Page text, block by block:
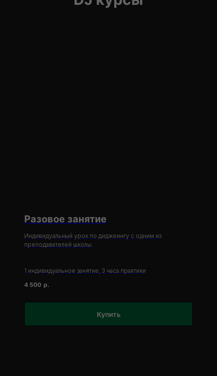
Разовое занятие
Индивидуальный урок по диджеингу с одним из
преподавателей школы.
1 индивидуальное занятие, 3 часа практики
4 500 р.
Купить